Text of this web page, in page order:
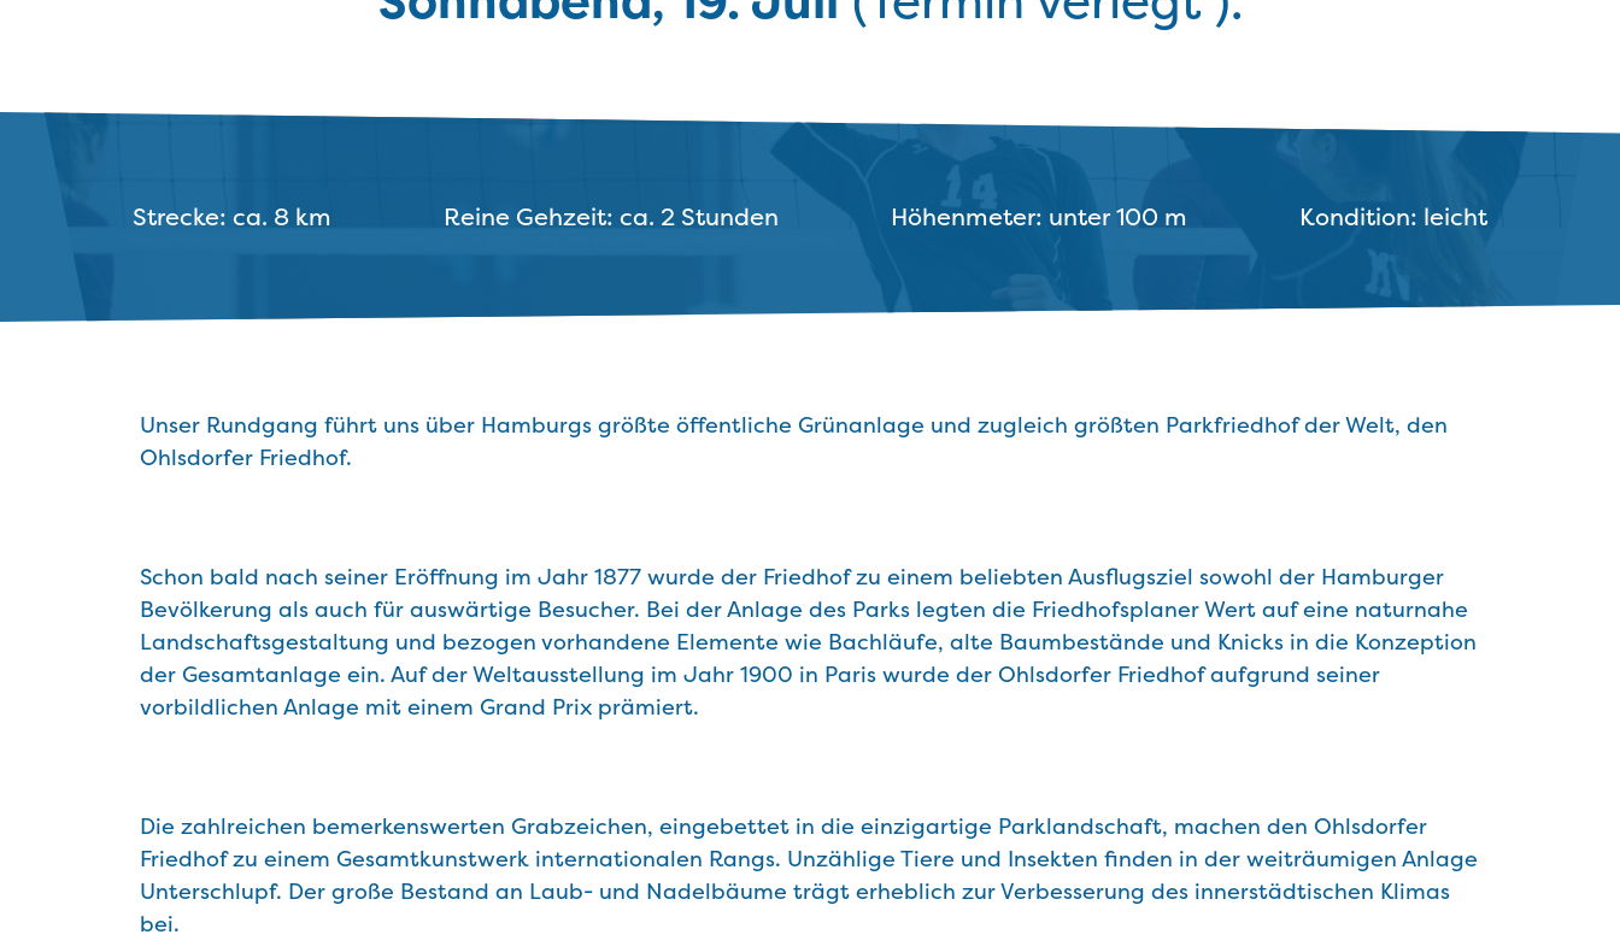
Strecke: ca. 8 km Reine Gehzeit: ca. 2 Stunden Höhenmeter: unter 100 m Kondition: leicht
Unser Rundgang führt uns über Hamburgs größte öffentliche Grünanlage und zugleich größten Parkfriedhof der Welt, den
Ohlsdorfer Friedhof.
Schon bald nach seiner Eröffnung im Jahr 1877 wurde der Friedhof zu einem beliebten Ausflugsziel sowohl der Hamburger
Bevölkerung als auch für auswärtige Besucher. Bei der Anlage des Parks legten die Friedhofsplaner Wert auf eine naturnahe
Landschaftsgestaltung und bezogen vorhandene Elemente wie Bachläufe, alte Baumbestände und Knicks in die Konzeption
der Gesamtanlage ein. Auf der Weltausstellung im Jahr 1900 in Paris wurde der Ohlsdorfer Friedhof aufgrund seiner
vorbildlichen Anlage mit einem Grand Prix prämiert.
Die zahlreichen bemerkenswerten Grabzeichen, eingebettet in die einzigartige Parklandschaft, machen den Ohlsdorfer
Friedhof zu einem Gesamtkunstwerk internationalen Rangs. Unzählige Tiere und Insekten finden in der weiträumigen Anlage
Unterschlupf. Der große Bestand an Laub- und Nadelbäume trägt erheblich zur Verbesserung des innerstädtischen Klimas
bei.